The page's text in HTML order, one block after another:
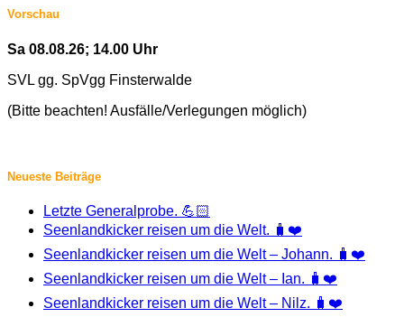
Vorschau
Sa 08.08.26; 14.00 Uhr
SVL gg. SpVgg Finsterwalde
(Bitte beachten! Ausfälle/Verlegungen möglich)
Neueste Beiträge
Letzte Generalprobe. 💪🏻
Seenlandkicker reisen um die Welt. 🧳❤️
Seenlandkicker reisen um die Welt – Johann. 🧳❤️
Seenlandkicker reisen um die Welt – Ian. 🧳❤️
Seenlandkicker reisen um die Welt – Nilz. 🧳❤️